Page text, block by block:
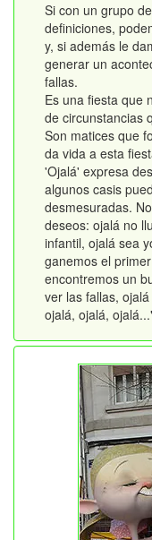
Si con un grupo
definiciones,
y, si además le
generar un
fallas.
Es una fiesta que
de circunstancias
Son matices que
da vida a esta
'Ojalá' expresa
algunos casis
desmesuradas.
deseos: ojalá no
infantil, ojalá sea
ganemos el
encontremos un
ver las fallas,
ojalá, ojalá,